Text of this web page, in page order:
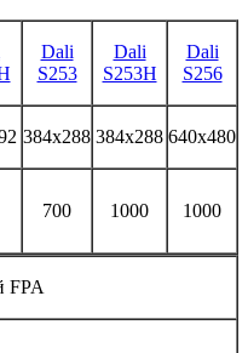
Dali
S253
Dali
S253H
Dali
S256
384х288 384х288 640х480
700 1000 1000
FPA